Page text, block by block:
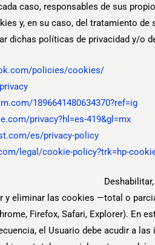
caso, responsables de sus
y, en su caso, del tratamiento
dichas políticas de privacidad y/o
policies/cookies/
1896641480634370?ref=ig
privacy?hl=es-419&gl=mx
es/privacy-policy
legal/cookie-policy?trk=hp-
y eliminar las cookies —total o
Firefox, Safari, Explorer).
el Usuario debe acudir a